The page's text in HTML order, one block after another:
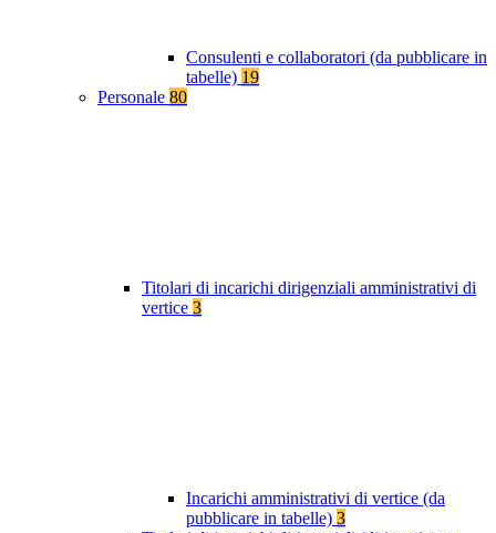
Consulenti e collaboratori (da pubblicare in
tabelle) 19
Personale 80
Titolari di incarichi dirigenziali amministrativi di
vertice 3
Incarichi amministrativi di vertice (da
pubblicare in tabelle) 3